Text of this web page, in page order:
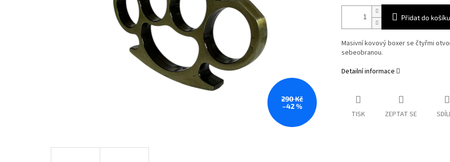
290 Kč
–42 %
Přidat do košíku
Masivní kovový boxer se čtyřmi
sebeobranou.
Detailní informace
TISK ZEPTAT SE